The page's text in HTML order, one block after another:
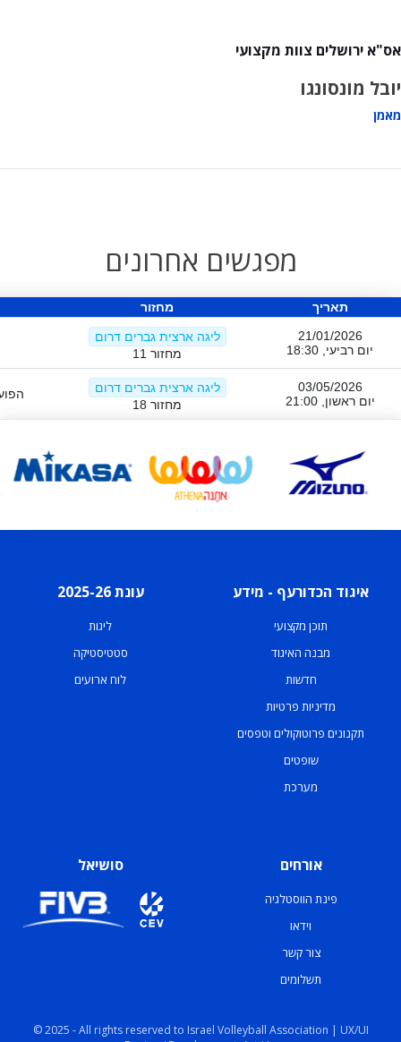
אס"א ירושלים צוות מקצועי
יובל מונסונגו
מאמן
מפגשים אחרונים
מחזור תאריך
ליגה ארצית גברים דרום
מחזור 11
21/01/2026
יום רביעי, 18:30
ליגה ארצית גברים דרום
מחזור 18
03/05/2026
יום ראשון, 21:00
איגוד הכדורעף - מידע
תוכן מקצועי
מבנה האיגוד
חדשות
מדיניות פרטיות
תקנונים פרוטוקולים וטפסים
שופטים
מערכת
עונת 2025-26
ליגות
סטטיסטיקה
לוח ארועים
אורחים
פינת הווסטלגיה
וידאו
צור קשר
תשלומים
סושיאל
© 2025 - All rights reserved to Israel Volleyball Association | UX/UI